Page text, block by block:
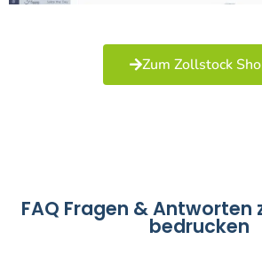
Zum Zollstock
FAQ Fragen & Antworten
bedrucken